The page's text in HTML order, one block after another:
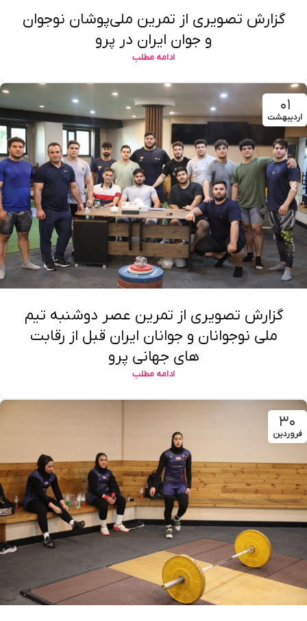
گزارش تصویری از تمرین ملی‌پوشان نوجوان
و جوان ایران در پرو
ادامه مطلب
۰۱
اردیبهشت
گزارش تصویری از تمرین عصر دوشنبه تیم
ملی نوجوانان و جوانان ایران قبل از رقابت
های جهانی پرو
ادامه مطلب
۳۰
فروردین